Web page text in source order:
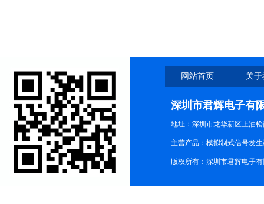
网站首页 关
深圳市君辉电子有
地址：深圳市龙华新区上油松
主营产品：模拟制式信号发
版权所有：深圳市君辉电子